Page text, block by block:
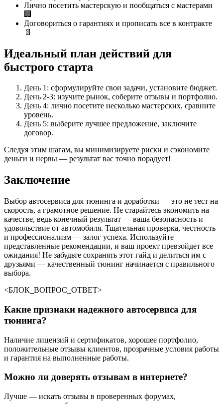
Лично посетить мастерскую и пообщаться с мастерами
🏢
Договориться о гарантиях и прописать все в контракте
📄
Идеальный план действий для
быстрого старта
День 1: сформулируйте свои задачи, установите бюджет.
День 2-3: изучите рынок, соберите отзывы и портфолио.
День 4: лично посетите несколько мастерских, сравните
уровень.
День 5: выберите лучшее предложение, заключите
договор.
Следуя этим шагам, вы минимизируете риски и сэкономите
деньги и нервы — результат вас точно порадует!
Заключение
Выбор автосервиса для тюнинга и доработки — это не тест на
скорость, а грамотное решение. Не старайтесь экономить на
качестве, ведь конечный результат — ваша безопасность и
удовольствие от автомобиля. Тщательная проверка, честность
и профессионализм — залог успеха. Используйте
представленные рекомендации, и ваш проект превзойдет все
ожидания! Не забудьте сохранять этот гайд и делиться им с
друзьями — качественный тюнинг начинается с правильного
выбора.
<БЛОК_ВОПРОС_ОТВЕТ>
Какие признаки надежного автосервиса для
тюнинга?
Наличие лицензий и сертификатов, хорошее портфолио,
положительные отзывы клиентов, прозрачные условия работы
и гарантия на выполненные работы.
Можно ли доверять отзывам в интернете?
Лучше — искать отзывы в проверенных форумах,